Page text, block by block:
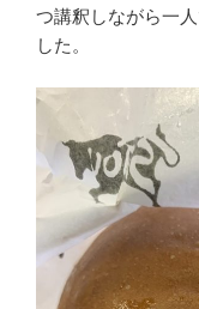
つ講釈しながら一
した。